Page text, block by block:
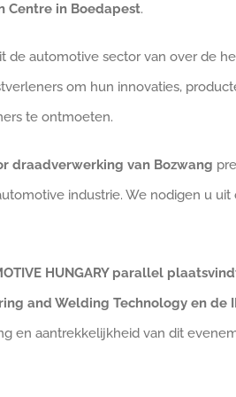
Centre in Boedapest.
automotive sector van over de
om hun innovaties,
te ontmoeten.
draadverwerking van Bozwang
industrie. We nodigen u uit
HUNGARY parallel
and Welding Technology en de
en aantrekkelijkheid van dit